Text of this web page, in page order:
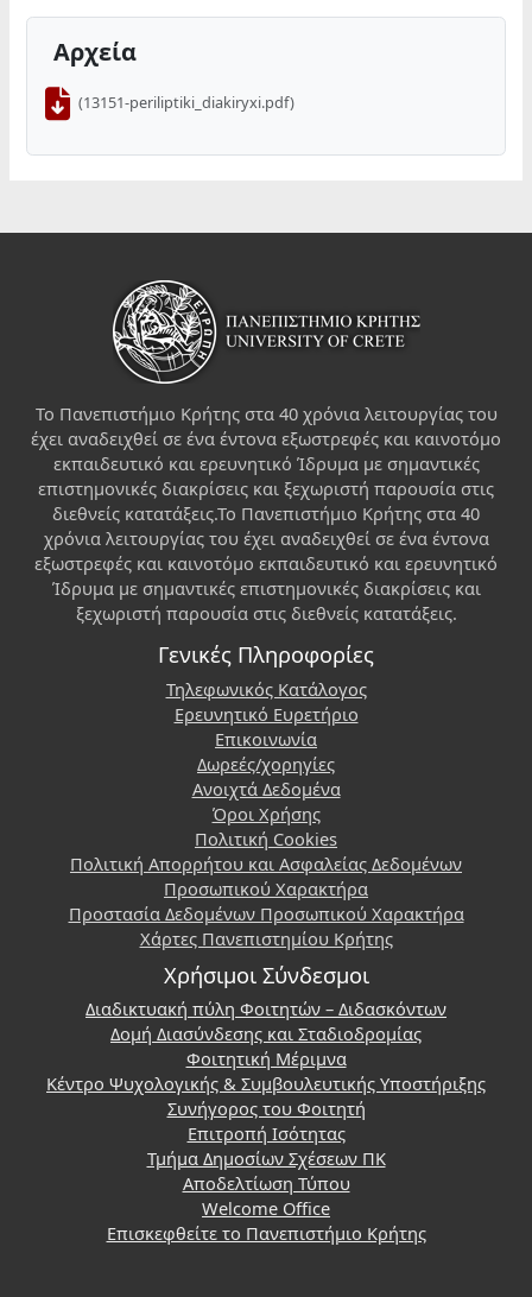
Αρχεία
(13151-periliptiki_diakiryxi.pdf)
Το Πανεπιστήμιο Κρήτης στα 40 χρόνια λειτουργίας του
έχει αναδειχθεί σε ένα έντονα εξωστρεφές και καινοτόμο
εκπαιδευτικό και ερευνητικό Ίδρυμα με σημαντικές
επιστημονικές διακρίσεις και ξεχωριστή παρουσία στις
διεθνείς κατατάξεις.Το Πανεπιστήμιο Κρήτης στα 40
χρόνια λειτουργίας του έχει αναδειχθεί σε ένα έντονα
εξωστρεφές και καινοτόμο εκπαιδευτικό και ερευνητικό
Ίδρυμα με σημαντικές επιστημονικές διακρίσεις και
ξεχωριστή παρουσία στις διεθνείς κατατάξεις.
Γενικές Πληροφορίες
Τηλεφωνικός Κατάλογος
Ερευνητικό Ευρετήριο
Επικοινωνία
Δωρεές/χορηγίες
Ανοιχτά Δεδομένα
Όροι Χρήσης
Πολιτική Cookies
Πολιτική Απορρήτου και Ασφαλείας Δεδομένων
Προσωπικού Χαρακτήρα
Προστασία Δεδομένων Προσωπικού Χαρακτήρα
Χάρτες Πανεπιστημίου Κρήτης
Χρήσιμοι Σύνδεσμοι
Διαδικτυακή πύλη Φοιτητών – Διδασκόντων
Δομή Διασύνδεσης και Σταδιοδρομίας
Φοιτητική Μέριμνα
Κέντρο Ψυχολογικής & Συμβουλευτικής Υποστήριξης
Συνήγορος του Φοιτητή
Επιτροπή Ισότητας
Τμήμα Δημοσίων Σχέσεων ΠΚ
Αποδελτίωση Τύπου
Welcome Office
Επισκεφθείτε το Πανεπιστήμιο Κρήτης